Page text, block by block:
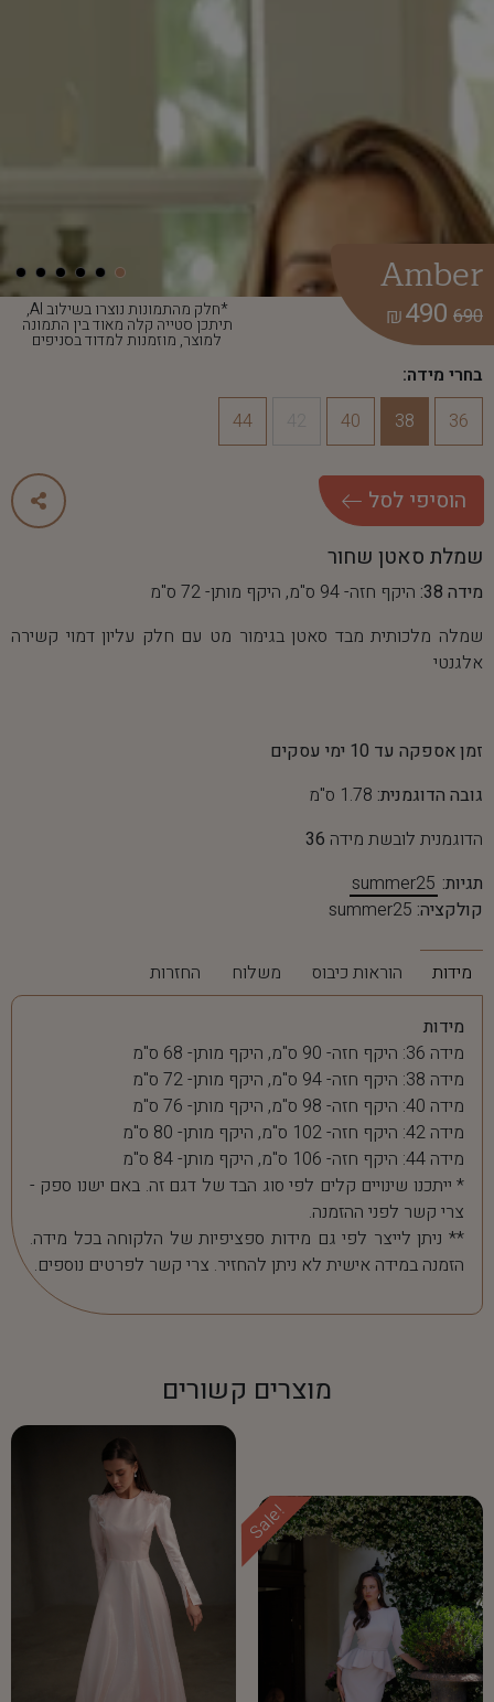
*חלק מהתמונות נוצרו בשילוב AI,
תיתכן סטייה קלה מאוד בין התמונה
למוצר, מוזמנות למדוד בסניפים
Amber
690
490
₪
בחרי מידה:
36
38
40
44
הוסיפי לסל
שמלת סאטן שחור
מידה 38:
היקף חזה- 94 ס"מ, היקף מותן- 72 ס"מ
שמלה מלכותית מבד סאטן בגימור מט עם חלק עליון דמוי קשירה
אלגנטי
זמן אספקה עד 10 ימי עסקים
גובה הדוגמנית: 1.78 ס"מ
הדוגמנית לובשת מידה 36
תגיות: summer25
קולקציה: summer25
מידות הוראות כיבוס משלוח החזרות
מידות
מידה 36: היקף חזה- 90 ס"מ, היקף מותן- 68 ס"מ
מידה 38: היקף חזה- 94 ס"מ, היקף מותן- 72 ס"מ
מידה 40: היקף חזה- 98 ס"מ, היקף מותן- 76 ס"מ
מידה 42: היקף חזה- 102 ס"מ, היקף מותן- 80 ס"מ
מידה 44: היקף חזה- 106 ס"מ, היקף מותן- 84 ס"מ
* ייתכנו שינויים קלים לפי סוג הבד של דגם זה. באם ישנו ספק -
צרי קשר לפני ההזמנה.
** ניתן לייצר לפי גם מידות ספציפיות של הלקוחה בכל מידה.
הזמנה במידה אישית לא ניתן להחזיר. צרי קשר לפרטים נוספים.
מוצרים קשורים
Sale!